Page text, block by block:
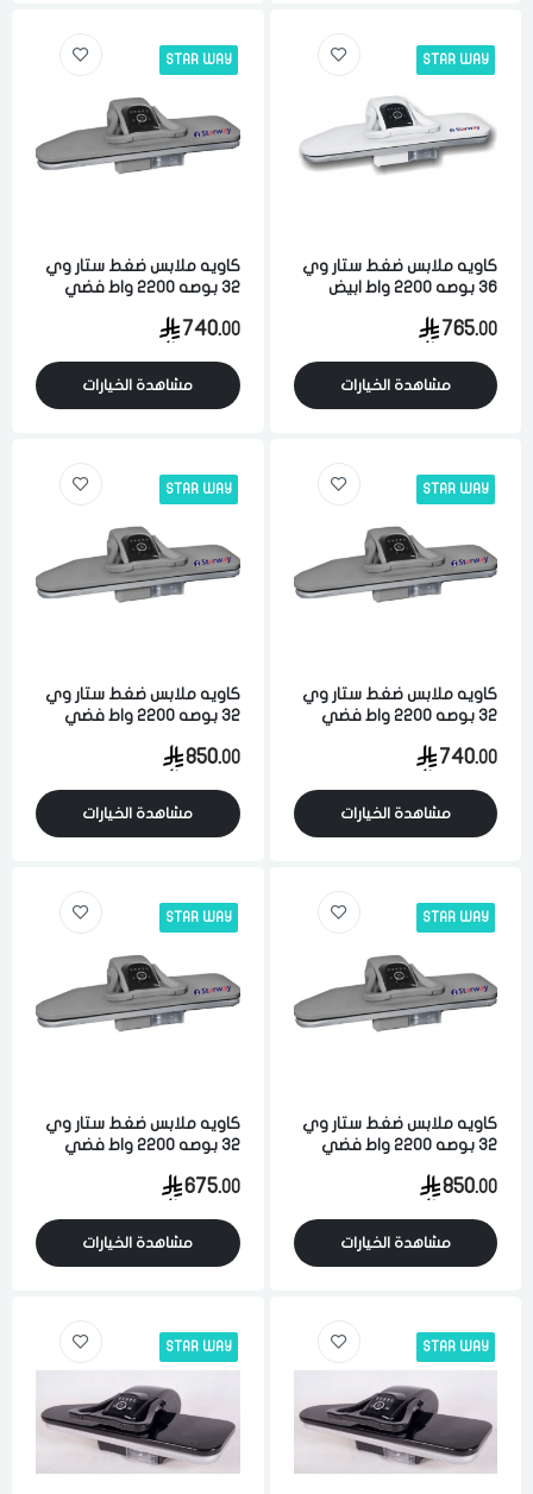
STAR WAY
كاويه ملابس ضغط ستار وي
36 بوصه 2200 واط ابيض
765.00
مشاهدة الخيارات
STAR WAY
كاويه ملابس ضغط ستار وي
32 بوصه 2200 واط فضي
740.00
مشاهدة الخيارات
STAR WAY
كاويه ملابس ضغط ستار وي
32 بوصه 2200 واط فضي
740.00
مشاهدة الخيارات
STAR WAY
كاويه ملابس ضغط ستار وي
32 بوصه 2200 واط فضي
850.00
مشاهدة الخيارات
STAR WAY
كاويه ملابس ضغط ستار وي
32 بوصه 2200 واط فضي
850.00
مشاهدة الخيارات
STAR WAY
كاويه ملابس ضغط ستار وي
32 بوصه 2200 واط فضي
675.00
مشاهدة الخيارات
STAR WAY
STAR WAY
تذكرنى
لقد قرأت ووافقت علىالشروط والاحكاموسياسة الاستخدام.
اختر المدينة
اختر المدينة
مسح البيانات
فى حالة تغيير المدينة قد تفقد بعض او كل المنتجات التي تم اضافتها